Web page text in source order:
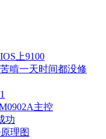
上9100
啃一天时间都没修
主控
功
理图